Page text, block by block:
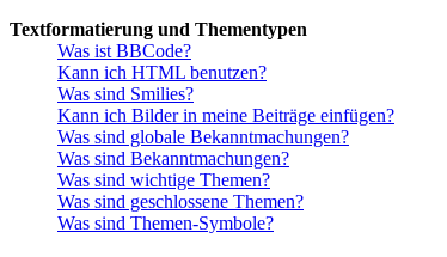
Textformatierung und Thementypen
Was ist BBCode?
Kann ich HTML benutzen?
Was sind Smilies?
Kann ich Bilder in meine Beiträge einfügen?
Was sind globale Bekanntmachungen?
Was sind Bekanntmachungen?
Was sind wichtige Themen?
Was sind geschlossene Themen?
Was sind Themen-Symbole?